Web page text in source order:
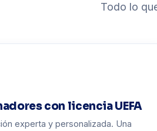
Todo lo
con licencia UEFA
experta y personalizada. Una